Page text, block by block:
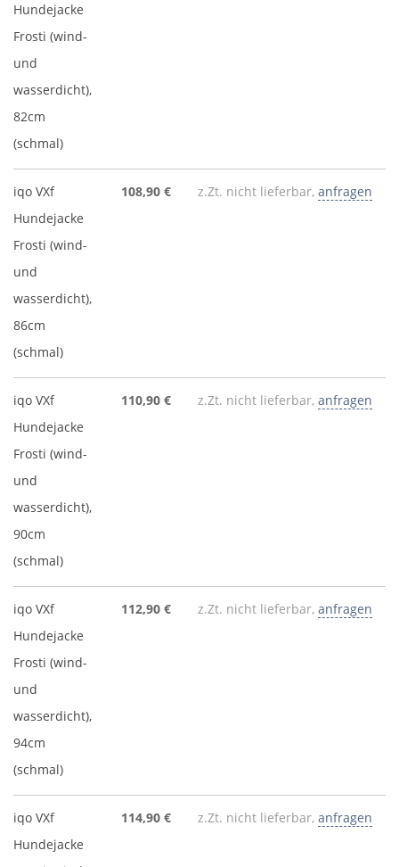
Hundejacke
Frosti (wind-
und
wasserdicht),
82cm
(schmal)
iqo VXf
Hundejacke
Frosti (wind-
und
wasserdicht),
86cm
(schmal)
108,90 € z.Zt. nicht lieferbar, anfragen
iqo VXf
Hundejacke
Frosti (wind-
und
wasserdicht),
90cm
(schmal)
110,90 € z.Zt. nicht lieferbar, anfragen
iqo VXf
Hundejacke
Frosti (wind-
und
wasserdicht),
94cm
(schmal)
112,90 € z.Zt. nicht lieferbar, anfragen
iqo VXf
Hundejacke
114,90 € z.Zt. nicht lieferbar, anfragen